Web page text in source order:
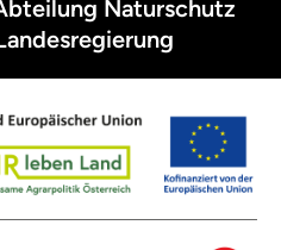
Naturschutz